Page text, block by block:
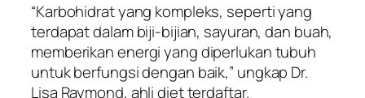
“Karbohidrat yang kompleks, seperti yang
terdapat dalam biji-bijian, sayuran, dan buah,
memberikan energi yang diperlukan tubuh
untuk berfungsi dengan baik,” ungkap Dr.
Lisa Raymond, ahli diet terdaftar.